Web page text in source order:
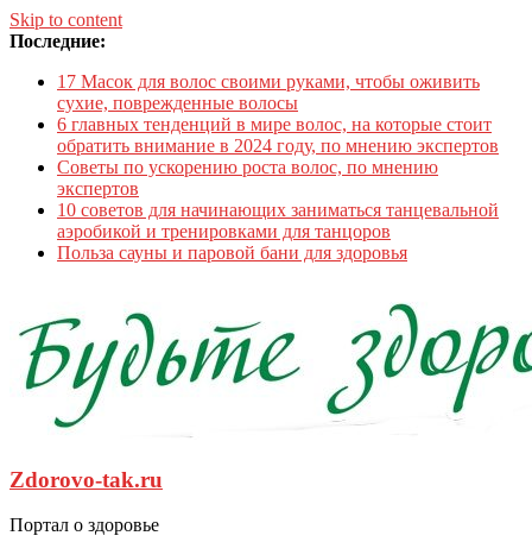
Skip to content
Последние:
17 Масок для волос своими руками, чтобы оживить
сухие, поврежденные волосы
6 главных тенденций в мире волос, на которые стоит
обратить внимание в 2024 году, по мнению экспертов
Советы по ускорению роста волос, по мнению
экспертов
10 советов для начинающих заниматься танцевальной
аэробикой и тренировками для танцоров
Польза сауны и паровой бани для здоровья
Zdorovo-tak.ru
Портал о здоровье